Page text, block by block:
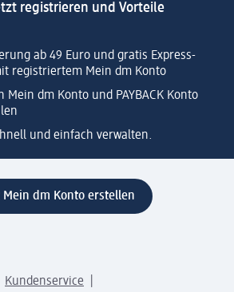
registrieren und Vorteile
ab 49 Euro und gratis Express-
registriertem Mein dm Konto
Mein dm Konto und PAYBACK Konto
und einfach verwalten.
Mein dm Konto erstellen
Kundenservice